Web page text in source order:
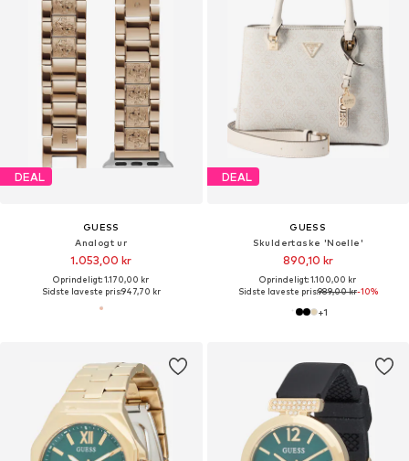
DEAL
GUESS
Analogt ur
1.053,00 kr
Oprindeligt: 1.170,00 kr
Sidste laveste pris:947,70 kr
DEAL
GUESS
Skuldertaske 'Noelle'
890,10 kr
Oprindeligt: 1.100,00 kr
Sidste laveste pris:989,00 kr-10%
+1